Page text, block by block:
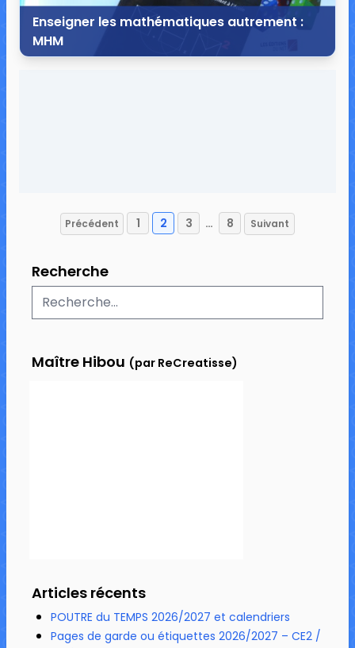
Enseigner les mathématiques autrement :
MHM
Pagination
Précédent 1 2 3 … 8 Suivant
Recherche
Maître Hibou (par ReCreatisse)
Articles récents
POUTRE du TEMPS 2026/2027 et calendriers
Pages de garde ou étiquettes 2026/2027 – CE2 /